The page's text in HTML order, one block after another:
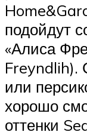
подойдут
«Алиса
Freyndlih).
или
хорошо
оттенки